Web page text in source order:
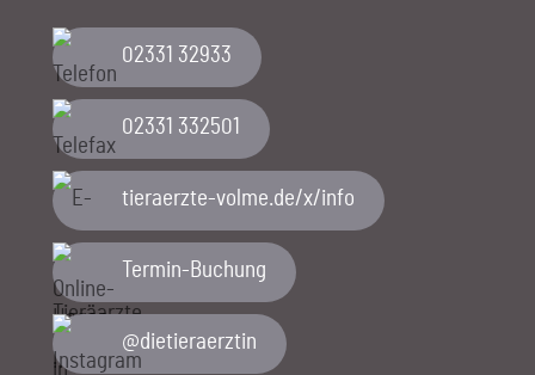
02331 32933
02331 332501
ofni/x/ed.emlov-etzreareit
Termin-Buchung
@dietieraerztin